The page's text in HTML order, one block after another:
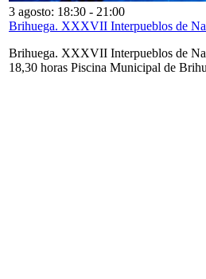
3 agosto: 18:30 - 21:00
Brihuega. XXXVII Interpueblos de
Brihuega. XXXVII Interpueblos de
18,30 horas Piscina Municipal de